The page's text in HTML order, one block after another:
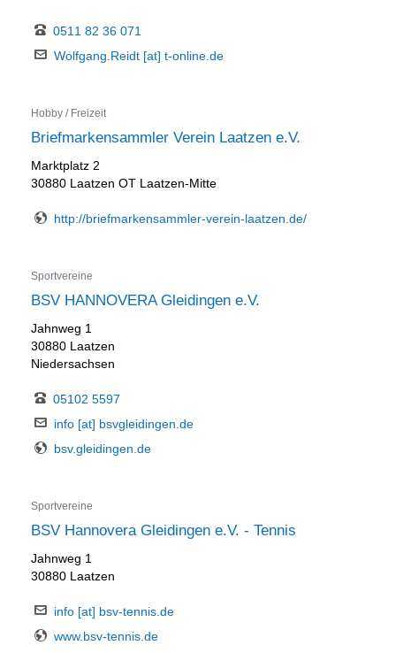
0511 82 36 071
Wolfgang.Reidt [at] t-online.de
Hobby / Freizeit
Briefmarkensammler Verein Laatzen e.V.
Marktplatz 2
30880 Laatzen OT Laatzen-Mitte
http://briefmarkensammler-verein-laatzen.de/
Sportvereine
BSV HANNOVERA Gleidingen e.V.
Jahnweg 1
30880 Laatzen
Niedersachsen
05102 5597
info [at] bsvgleidingen.de
bsv.gleidingen.de
Sportvereine
BSV Hannovera Gleidingen e.V. - Tennis
Jahnweg 1
30880 Laatzen
info [at] bsv-tennis.de
www.bsv-tennis.de